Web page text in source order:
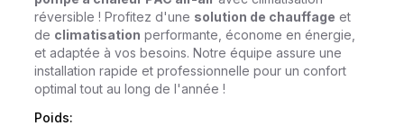
réversible ! Profitez d'une solution de chauffage et
de climatisation performante, économe en énergie,
et adaptée à vos besoins. Notre équipe assure une
installation rapide et professionnelle pour un confort
optimal tout au long de l'année !
Poids: